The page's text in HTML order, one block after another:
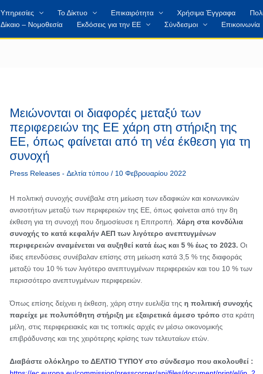
Υπηρεσίες Το Δίκτυο Επικαιρότητα Χρήσιμα Έγγραφα
Δίκαιο – Νομοθεσία
Εκδόσεις για την ΕΕ Σύνδεσμοι Επικοινωνία
Μειώνονται οι διαφορές μεταξύ των
περιφερειών της ΕΕ χάρη στη στήριξη της
ΕΕ, όπως φαίνεται από τη νέα έκθεση για τη
συνοχή
Press Releases - Δελτία τύπου / 10 Φεβρουαρίου 2022
Η πολιτική συνοχής συνέβαλε στη μείωση των εδαφικών και κοινωνικών
ανισοτήτων μεταξύ των περιφερειών της ΕΕ, όπως φαίνεται από την 8η
έκθεση για τη συνοχή που δημοσίευσε η Επιτροπή. Χάρη στα κονδύλια
συνοχής το κατά κεφαλήν ΑΕΠ των λιγότερο ανεπτυγμένων
περιφερειών αναμένεται να αυξηθεί κατά έως και 5 % έως το 2023. Οι
ίδιες επενδύσεις συνέβαλαν επίσης στη μείωση κατά 3,5 % της διαφοράς
μεταξύ του 10 % των λιγότερο ανεπτυγμένων περιφερειών και του 10 % των
περισσότερο ανεπτυγμένων περιφερειών.
Όπως επίσης δείχνει η έκθεση, χάρη στην ευελιξία της η πολιτική συνοχής
παρείχε με πολυπόθητη στήριξη με εξαιρετικά άμεσο τρόπο στα κράτη
μέλη, στις περιφερειακές και τις τοπικές αρχές εν μέσω οικονομικής
επιβράδυνσης και της χειρότερης κρίσης των τελευταίων ετών.
Διαβάστε ολόκληρο το ΔΕΛΤΙΟ ΤΥΠΟΥ στο σύνδεσμο που ακολουθεί :